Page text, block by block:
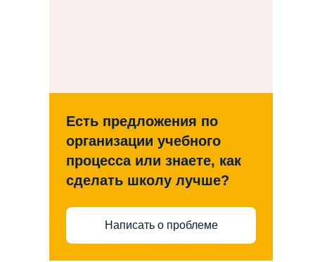
Есть предложения по
организации учебного
процесса или знаете, как
сделать школу лучше?
Написать о проблеме